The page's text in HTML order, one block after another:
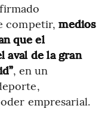
competir,medios
que el
aval de la gran
, en un
empresarial.